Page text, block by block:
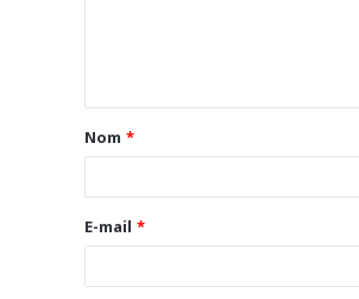
t
a
r
e
*
Nom *
E-mail *